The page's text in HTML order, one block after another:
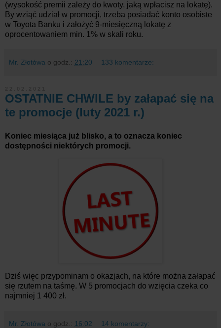
(wysokość premii zależy do kwoty, jaką wpłacisz na lokatę).
By wziąć udział w promocji, trzeba posiadać konto osobiste
w Toyota Banku i założyć 9-miesięczną lokatę z
oprocentowaniem min. 1% w skali roku.
Mr. Złotówa o godz.: 21:20 133 komentarze:
OSTATNIE CHWILE by załapać się na
te promocje (luty 2021 r.)
Koniec miesiąca już blisko, a to oznacza koniec
dostępności niektórych promocji.
Dziś więc przypominam o okazjach, na które można załapać
się rzutem na taśmę. W 5 promocjach do wzięcia czeka co
najmniej 1 400 zł.
Mr. Złotówa o godz.: 16:02 14 komentarzy: